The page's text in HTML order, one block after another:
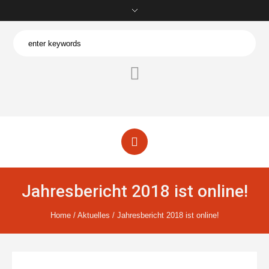
Jahresbericht 2018 ist online!
Home/ Aktuelles / Jahresbericht 2018 ist online!